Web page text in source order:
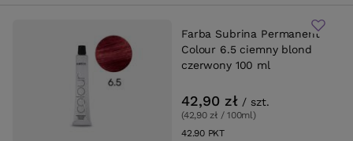
Farba Subrina Permanent
Colour 6.5 ciemny blond
czerwony 100 ml
42,90 zł / szt.
(42,90 zł / 100ml)
42.90PKTpunktów